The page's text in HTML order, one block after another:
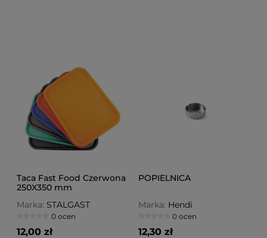
Taca Fast Food Czerwona
250X350 mm
Marka: STALGAST
0 ocen
12,00 zł
POPIELNICA
Marka: Hendi
0 ocen
12,30 zł